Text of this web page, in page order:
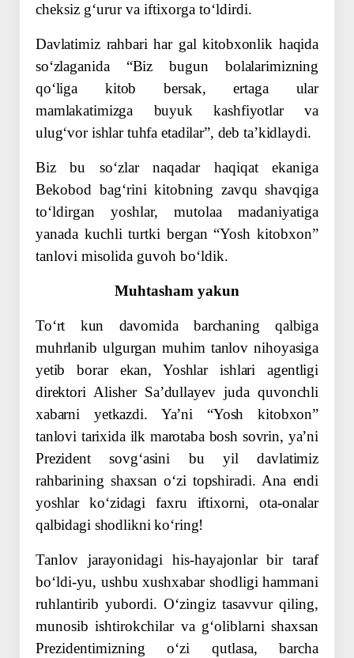
cheksiz gʻurur va iftixorga toʻldirdi.
Davlatimiz rahbari har gal kitobxonlik haqida
soʻzlaganida “Biz bugun bolalarimizning
qoʻliga kitob bersak, ertaga ular
mamlakatimizga buyuk kashfiyotlar va
ulugʻvor ishlar tuhfa etadilar”, deb taʼkidlaydi.
Biz bu soʻzlar naqadar haqiqat ekaniga
Bekobod bagʻrini kitobning zavqu shavqiga
toʻldirgan yoshlar, mutolaa madaniyatiga
yanada kuchli turtki bergan “Yosh kitobxon”
tanlovi misolida guvoh boʻldik.
Muhtasham yakun
Toʻrt kun davomida barchaning qalbiga
muhrlanib ulgurgan muhim tanlov nihoyasiga
yetib borar ekan, Yoshlar ishlari agentligi
direktori Alisher Saʼdullayev juda ­quvonchli
xabarni yetkazdi. Yaʼni “Yosh kitobxon”
tanlovi tarixida ilk marotaba bosh sovrin, yaʼni
Prezident sovgʻasini bu yil davlatimiz
rahbarining shaxsan oʻzi topshiradi. Ana endi
yoshlar koʻzidagi faxru iftixorni, ota-onalar
qalbidagi shodlikni koʻring!
Tanlov jarayonidagi his-hayajonlar bir taraf
boʻldi-yu, ushbu xushxabar shodligi hammani
ruhlantirib yubordi. Oʻzingiz tasavvur qiling,
munosib ishtirokchilar va gʻoliblarni shaxsan
Prezidentimizning oʻzi qutlasa, barcha